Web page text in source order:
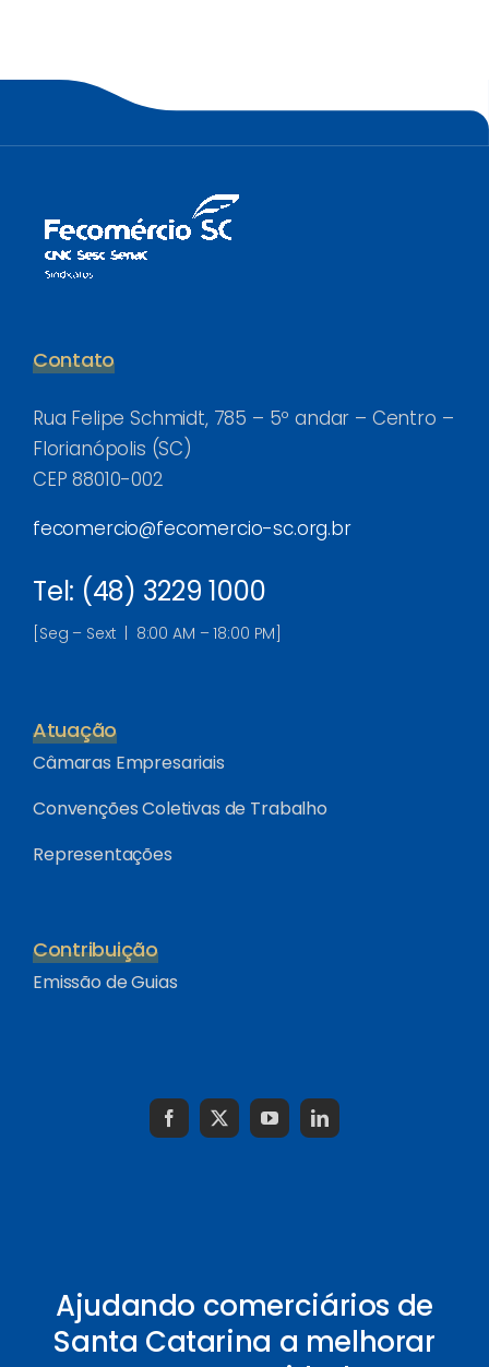
Contato
Rua Felipe Schmidt, 785 – 5º andar – Centro –
Florianópolis (SC)
CEP 88010-002
fecomercio@fecomercio-sc.org.br
Tel: (48) 3229 1000
[Seg – Sext | 8:00 AM – 18:00 PM]
Atuação
Câmaras Empresariais
Convenções Coletivas de Trabalho
Representações
Contribuição
Emissão de Guias
Ajudando comerciários de
Santa Catarina a melhorar